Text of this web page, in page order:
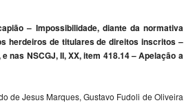
– Impossibilidade, diante da normativa
herdeiros de titulares de direitos inscritos –
nas NSCGJ, II, XX, item 418.14 – Apelação a
de Jesus Marques, Gustavo Fudoli de Oliveira